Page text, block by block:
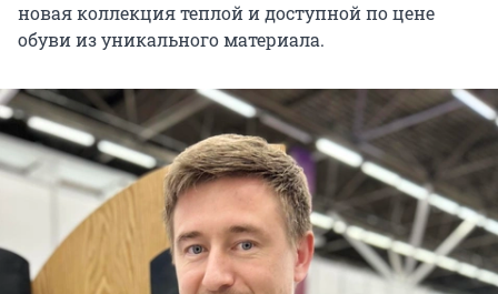
новая коллекция теплой и доступной по цене
обуви из уникального материала.